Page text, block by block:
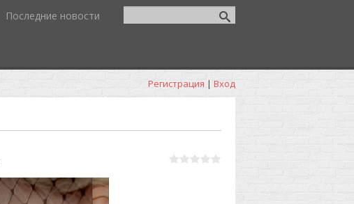
Последние новости
Регистрация | Вход